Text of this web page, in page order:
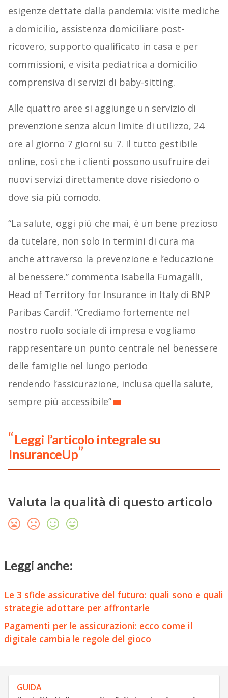
esigenze dettate dalla pandemia: visite mediche
a domicilio, assistenza domiciliare post-
ricovero, supporto qualificato in casa e per
commissioni, e visita pediatrica a domicilio
comprensiva di servizi di baby-sitting.
Alle quattro aree si aggiunge un servizio di
prevenzione senza alcun limite di utilizzo, 24
ore al giorno 7 giorni su 7. Il tutto gestibile
online, così che i clienti possono usufruire dei
nuovi servizi direttamente dove risiedono o
dove sia più comodo.
“La salute, oggi più che mai, è un bene prezioso
da tutelare, non solo in termini di cura ma
anche attraverso la prevenzione e l’educazione
al benessere.” commenta Isabella Fumagalli,
Head of Territory for Insurance in Italy di BNP
Paribas Cardif. “Crediamo fortemente nel
nostro ruolo sociale di impresa e vogliamo
rappresentare un punto centrale nel benessere
delle famiglie nel lungo periodo
rendendo l’assicurazione, inclusa quella salute,
sempre più accessibile”
Leggi l’articolo integrale su
InsuranceUp
Valuta la qualità di questo articolo
Leggi anche:
Le 3 sfide assicurative del futuro: quali sono e quali
strategie adottare per affrontarle
Pagamenti per le assicurazioni: ecco come il
digitale cambia le regole del gioco
GUIDA